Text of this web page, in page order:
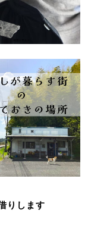
りします